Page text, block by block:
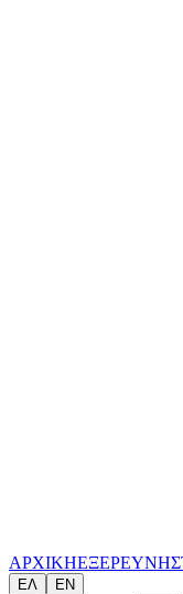
ΑΡΧΙΚΗ
ΕΛ EN